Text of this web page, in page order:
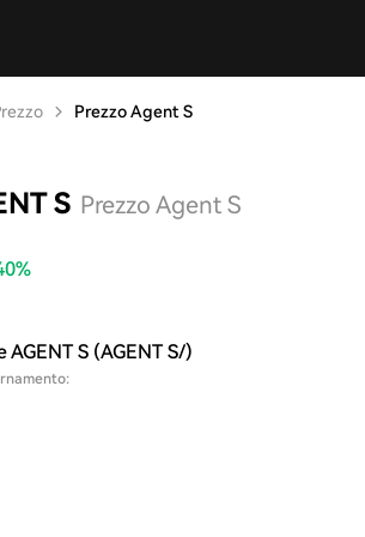
Prezzo Agent S
S Prezzo Agent S
AGENT S (AGENT S/)